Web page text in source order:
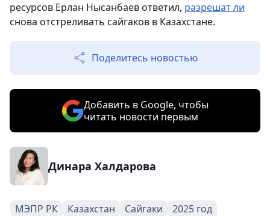
ресурсов Ерлан Нысанбаев ответил, разрешат ли
снова отстреливать сайгаков в Казахстане.
Поделитесь новостью
Добавить в Google, чтобы
читать новости первым
Динара Халдарова
МЭПР РК Казахстан Сайгаки 2025 год